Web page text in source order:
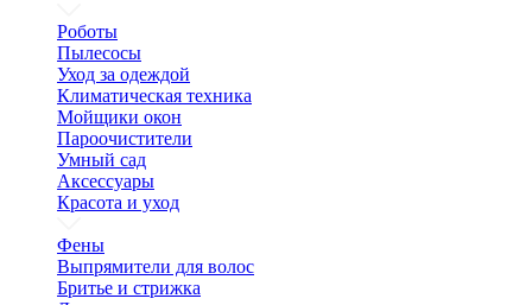
Роботы
Пылесосы
Уход за одеждой
Климатическая техника
Мойщики окон
Пароочистители
Умный сад
Аксессуары
Красота и уход
Фены
Выпрямители для волос
Бритье и стрижка